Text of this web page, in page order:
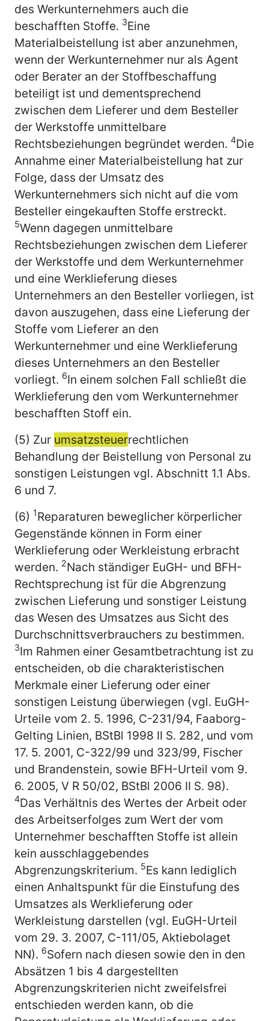
des Werkunternehmers auch die
beschafften Stoffe. 3Eine
Materialbeistellung ist aber anzunehmen,
wenn der Werkunternehmer nur als Agent
oder Berater an der Stoffbeschaffung
beteiligt ist und dementsprechend
zwischen dem Lieferer und dem Besteller
der Werkstoffe unmittelbare
Rechtsbeziehungen begründet werden. 4Die
Annahme einer Materialbeistellung hat zur
Folge, dass der Umsatz des
Werkunternehmers sich nicht auf die vom
Besteller eingekauften Stoffe erstreckt.
5Wenn dagegen unmittelbare
Rechtsbeziehungen zwischen dem Lieferer
der Werkstoffe und dem Werkunternehmer
und eine Werklieferung dieses
Unternehmers an den Besteller vorliegen, ist
davon auszugehen, dass eine Lieferung der
Stoffe vom Lieferer an den
Werkunternehmer und eine Werklieferung
dieses Unternehmers an den Besteller
vorliegt. 6In einem solchen Fall schließt die
Werklieferung den vom Werkunternehmer
beschafften Stoff ein.
(5) Zur umsatzsteuerrechtlichen
Behandlung der Beistellung von Personal zu
sonstigen Leistungen vgl. Abschnitt 1.1 Abs.
6 und 7.
(6) 1Reparaturen beweglicher körperlicher
Gegenstände können in Form einer
Werklieferung oder Werkleistung erbracht
werden. 2Nach ständiger EuGH- und BFH-
Rechtsprechung ist für die Abgrenzung
zwischen Lieferung und sonstiger Leistung
das Wesen des Umsatzes aus Sicht des
Durchschnittsverbrauchers zu bestimmen.
3Im Rahmen einer Gesamtbetrachtung ist zu
entscheiden, ob die charakteristischen
Merkmale einer Lieferung oder einer
sonstigen Leistung überwiegen (vgl. EuGH-
Urteile vom 2. 5. 1996, C-231/94, Faaborg-
Gelting Linien, BStBl 1998 II S. 282, und vom
17. 5. 2001, C-322/99 und 323/99, Fischer
und Brandenstein, sowie BFH-Urteil vom 9.
6. 2005, V R 50/02, BStBl 2006 II S. 98).
4Das Verhältnis des Wertes der Arbeit oder
des Arbeitserfolges zum Wert der vom
Unternehmer beschafften Stoffe ist allein
kein ausschlaggebendes
Abgrenzungskriterium. 5Es kann lediglich
einen Anhaltspunkt für die Einstufung des
Umsatzes als Werklieferung oder
Werkleistung darstellen (vgl. EuGH-Urteil
vom 29. 3. 2007, C-111/05, Aktiebolaget
NN). 6Sofern nach diesen sowie den in den
Absätzen 1 bis 4 dargestellten
Abgrenzungskriterien nicht zweifelsfrei
entschieden werden kann, ob die